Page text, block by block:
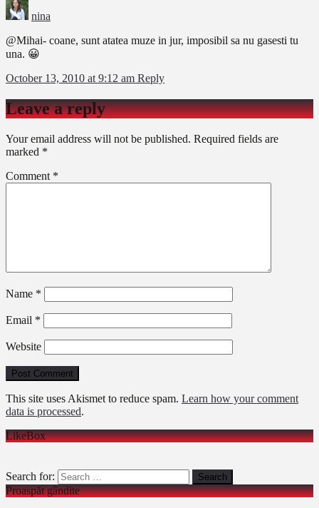
nina
@Mihai- coane, sunt atatea muze in jur, imposibil sa nu gasesti tu
una. 😀
October 13, 2010 at 9:12 am Reply
Leave a reply
Your email address will not be published. Required fields are
marked *
Comment *
Name *
Email *
Website
This site uses Akismet to reduce spam. Learn how your comment
data is processed.
LikeBox
Search for:
Proaspăt gândite